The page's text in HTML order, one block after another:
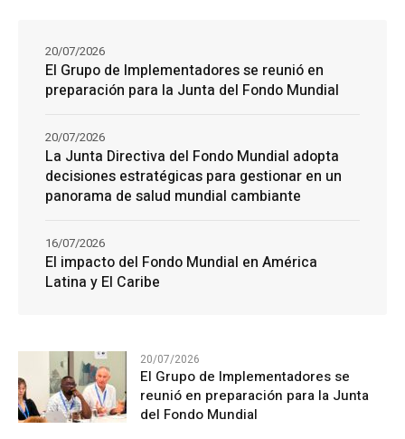
El Grupo de Implementadores se reunió en
preparación para la Junta del Fondo Mundial
20/07/2026
La Junta Directiva del Fondo Mundial adopta
decisiones estratégicas para gestionar en un
panorama de salud mundial cambiante
20/07/2026
El impacto del Fondo Mundial en América
Latina y El Caribe
16/07/2026
20/07/2026
El Grupo de Implementadores se
reunió en preparación para la Junta
del Fondo Mundial